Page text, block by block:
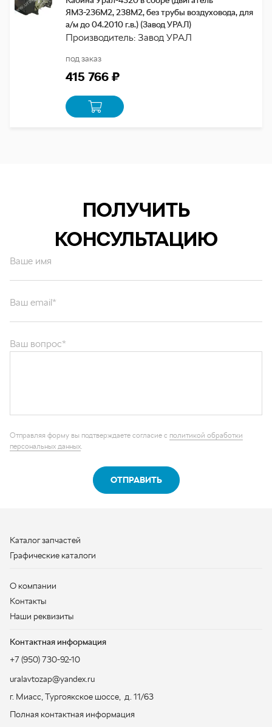
ЯМЗ-236М2, 238М2, без трубы воздуховода, для
а/м до 04.2010 г.в.) (Завод УРАЛ)
Производитель: Завод УРАЛ
под заказ
415 766 ₽
ПОЛУЧИТЬ
КОНСУЛЬТАЦИЮ
Ваше имя
персональных данных
Каталог запчастей
Контактная информация
+7 (950) 730-92-10
uralavtozap@yandex.ru
г. Миасс, Тургоякское шоссе, д. 11/63
Полная контактная информация
Политика конфиденциальности